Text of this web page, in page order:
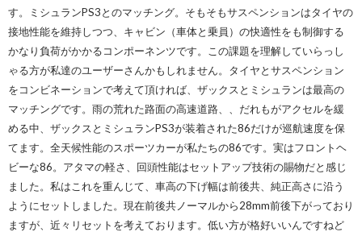
す。ミシュランPS3とのマッチング。そもそもサスペンションはタイヤの
接地性能を維持しつつ、キャビン（車体と乗員）の快適性をも制御する
かなり負荷がかかるコンポーネンツです。この課題を理解していらっし
ゃる方が私達のユーザーさんかもしれません。タイヤとサスペンション
をコンビネーションで考えて頂ければ、ザックスとミシュランは最高の
マッチングです。雨の荒れた路面の高速道路、、だれもがアクセルを緩
める中、ザックスとミシュランPS3が装着された86だけが巡航速度を保
てます。全天候性能のスポーツカーが私たちの86です。実はフロントヘ
ビーな86。アタマの軽さ、回頭性能はセットアップ技術の賜物だと感じ
ました。私はこれを重んじて、車高の下げ幅は前後共、純正高さに沿う
ようにセットしました。現在前後共ノーマルから28mm前後下がっており
ますが、近々リセットを考えております。低い方が格好いいんですねど